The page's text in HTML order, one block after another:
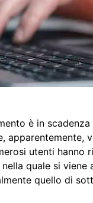
è in
utenti hanno
nella quale si
quello di